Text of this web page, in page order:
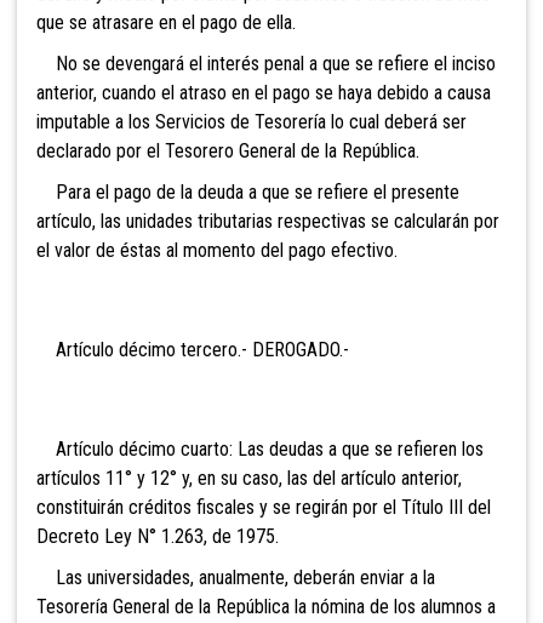
que se atrasare en el pago de ella.
No se devengará el interés penal a que se refiere el inciso
anterior, cuando el atraso en el pago se haya debido a causa
imputable a los Servicios de Tesorería lo cual deberá ser
declarado por el Tesorero General de la República.
Para el pago de la deuda a que se refiere el presente
artículo, las unidades tributarias respectivas se calcularán por
el valor de éstas al momento del pago efectivo.
Artículo décimo tercero.- DEROGADO.-
Artículo décimo cuarto: Las deudas a que se refieren los
artículos 11° y 12° y, en su caso, las del artículo anterior,
constituirán créditos fiscales y se regirán por el Título III del
Decreto Ley N° 1.263, de 1975.
Las universidades, anualmente, deberán enviar a la
Tesorería General de la República la nómina de los alumnos a